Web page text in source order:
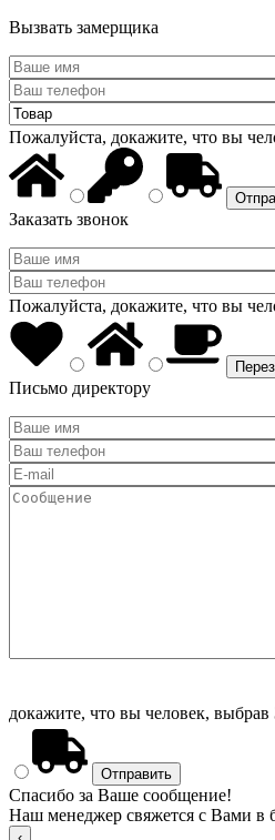
Вызвать замерщика
Пожалуйста, докажите, что вы
Заказать звонок
Пожалуйста, докажите, что вы
Письмо директору
докажите, что вы человек, выбрав
Спасибо за Ваше сообщение!
Наш менеджер свяжется с Вами в